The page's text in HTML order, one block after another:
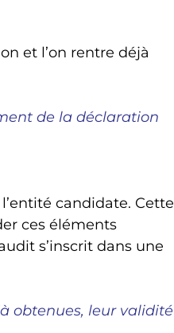
et l’on rentre déjà
de la déclaration
candidate. Cette
ces éléments
s’inscrit dans une
obtenues, leur validité